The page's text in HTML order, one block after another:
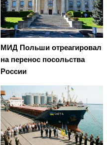
МИД Польши отреагировал
на перенос посольства
России